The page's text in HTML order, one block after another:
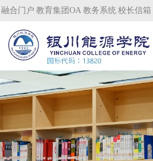
融合门户 教育集团OA 教务系统 校长信箱